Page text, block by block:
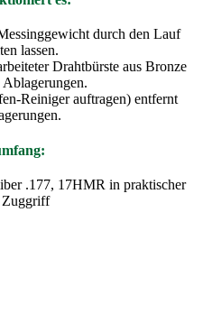
durch den Lauf
lassen.
Drahtbürste aus Bronze
Ablagerungen.
Reiniger auftragen) entfernt
.177, 17HMR in praktischer